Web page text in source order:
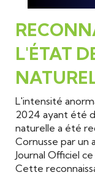
L'ÉTAT
L'intensité
2024 ayant été
naturelle a été
Cornusse par un
Journal Officiel
Cette